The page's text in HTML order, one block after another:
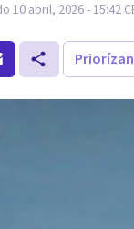
10 abril, 2026 - 15:42